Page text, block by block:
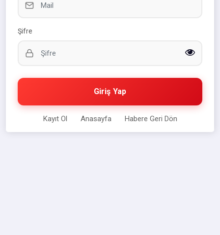
Şifre
Giriş Yap
Kayıt Ol Anasayfa Habere Geri Dön